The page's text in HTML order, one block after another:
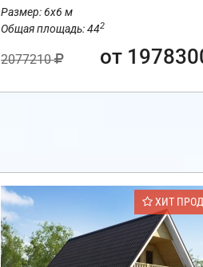
Размер: 6х6 м
Общая площадь: 442
2077210 от
ХИТ